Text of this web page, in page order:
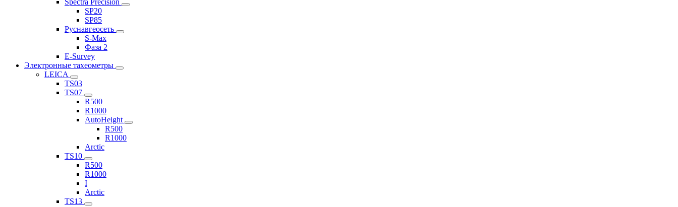
SP20
SP85
Руснавгеосеть
S-Max
Фаза 2
E-Survey
Электронные тахеометры
LEICA
TS03
TS07
R500
R1000
AutoHeight
R500
R1000
Arctic
TS10
R500
R1000
I
Arctic
TS13